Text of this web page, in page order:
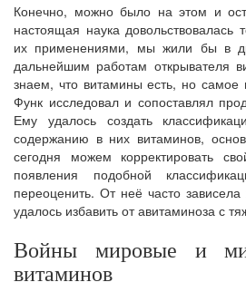
Конечно, можно было на этом и
настоящая наука довольствовалась
их применениями, мы жили бы в
дальнейшим работам открывателя
знаем, что витамины есть, но самое
Функ исследовал и сопоставлял
Ему удалось создать
содержанию в них витаминов,
сегодня можем корректировать
появления подобной
переоценить. От неё часто
удалось избавить от авитаминоза с
Войны мировые и
витаминов